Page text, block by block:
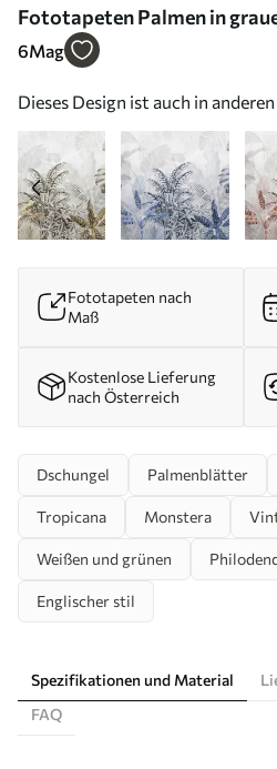
Fototapeten Palmen in
Farben N° u71284v3
6Mag
Dieses Design ist auch in
Fototapeten nach
Maß
Kostenlose Lieferung
nach Österreich
Dschungel Palmenblätter
Tropicana Monstera
Weißen und grünen
Englischer stil
Spezifikationen und Material
FAQ